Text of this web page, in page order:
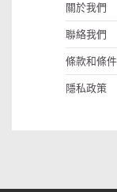
關於我們
聯絡我們
條款和條件
隱私政策